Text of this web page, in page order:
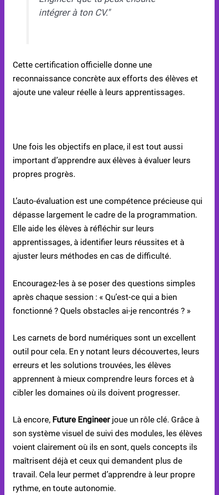
intégrer à ton CV."
Cette certification officielle donne une
reconnaissance concrète aux efforts des élèves et
ajoute une valeur réelle à leurs apprentissages.
Une fois les objectifs en place, il est tout aussi
important d’apprendre aux élèves à évaluer leurs
propres progrès.
L’auto-évaluation est une compétence précieuse qui
dépasse largement le cadre de la programmation.
Elle aide les élèves à réfléchir sur leurs
apprentissages, à identifier leurs réussites et à
ajuster leurs méthodes en cas de difficulté.
Encouragez-les à se poser des questions simples
après chaque session : « Qu’est-ce qui a bien
fonctionné ? Quels obstacles ai-je rencontrés ? »
Les carnets de bord numériques sont un excellent
outil pour cela. En y notant leurs découvertes, leurs
erreurs et les solutions trouvées, les élèves
apprennent à mieux comprendre leurs forces et à
cibler les domaines où ils doivent progresser.
Là encore, Future Engineerjoue un rôle clé. Grâce à
son système visuel de suivi des modules, les élèves
voient clairement où ils en sont, quels concepts ils
maîtrisent déjà et ceux qui demandent plus de
travail. Cela leur permet d’apprendre à leur propre
rythme, en toute autonomie.